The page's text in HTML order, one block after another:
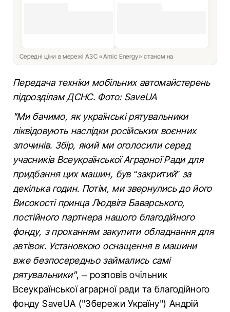
Середні ціни в мережі АЗС «Amic Energy» станом на
Передача техніки мобільних автомайстерень
підрозділам ДСНС. Фото: SaveUA
"Ми бачимо, як українські рятувальники
ліквідовують наслідки російських воєнних
злочинів. Збір, який ми оголосили серед
учасників Всеукраїнської Аграрної Ради для
придбання цих машин, був “закритий” за
декілька годин. Потім, ми звернулись до його
Високості принца Людвіга Баварського,
постійного партнера нашого благодійного
фонду, з проханням закупити обладнання для
автівок. Установкою оснащення в машини
вже безпосередньо займались самі
рятувальники", – розповів очільник
Всеукраїнської аграрної ради та благодійного
фонду SaveUA ("Збережи Україну") Андрій